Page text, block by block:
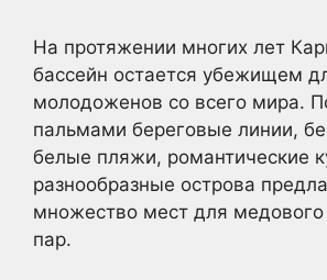
На протяжении многих лет
бассейн остается убежищем
молодоженов со всего мира.
пальмами береговые линии,
белые пляжи, романтические
разнообразные острова
множество мест для
пар.